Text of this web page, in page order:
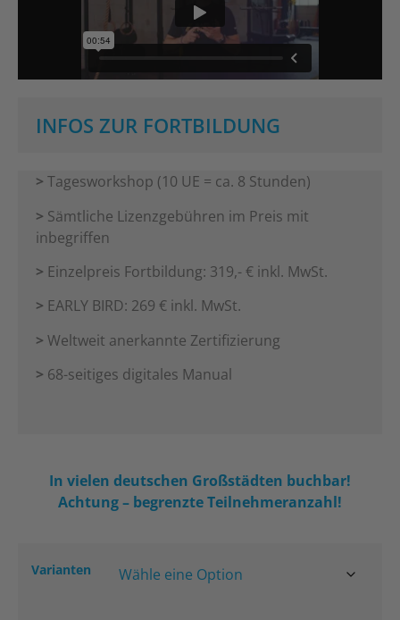
INFOS ZUR FORTBILDUNG
> Tagesworkshop (10 UE = ca. 8 Stunden)
> Sämtliche Lizenzgebühren im Preis mit
inbegriffen
> Einzelpreis Fortbildung: 319,- € inkl. MwSt.
> EARLY BIRD: 269 € inkl. MwSt.
> Weltweit anerkannte Zertifizierung
> 68-seitiges digitales Manual
In vielen deutschen Großstädten buchbar!
Achtung – begrenzte Teilnehmeranzahl!
Varianten